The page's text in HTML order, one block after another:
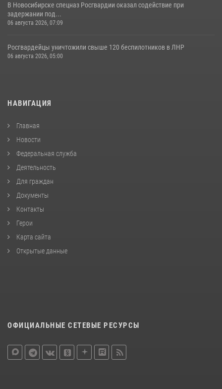
В Новосибирске спецназ Росгвардии оказал содействие при
задержании под...
06 августа 2026, 07:09
Росгвардейцы уничтожили свыше 120 беспилотников в ЛНР
06 августа 2026, 05:00
НАВИГАЦИЯ
Главная
Новости
Федеральная служба
Деятельность
Для граждан
Документы
Контакты
Герои
Карта сайта
Открытые данные
ОФИЦИАЛЬНЫЕ СЕТЕВЫЕ РЕСУРСЫ